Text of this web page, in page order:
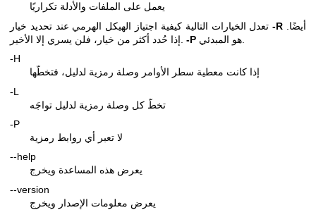
يعمل على الملفات والأدلة تكراريًا
تعدل الخيارات التالية كيفية اجتياز الهيكل الهرمي عند تحديد خيار-R
-P
-H
إذا كانت معطية سطر الأوامر وصلة رمزية لدليل، فتخطّها
-L
تخطّ كل وصلة رمزية لدليل تواجَه
-P
لا تعبر أي روابط رمزية
--help
يعرض هذه المساعدة ويخرج
--version
يعرض معلومات الإصدار ويخرج